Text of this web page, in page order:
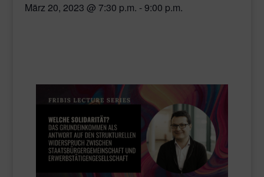
März 20, 2023 @ 7:30 p.m. -9:00 p.m.